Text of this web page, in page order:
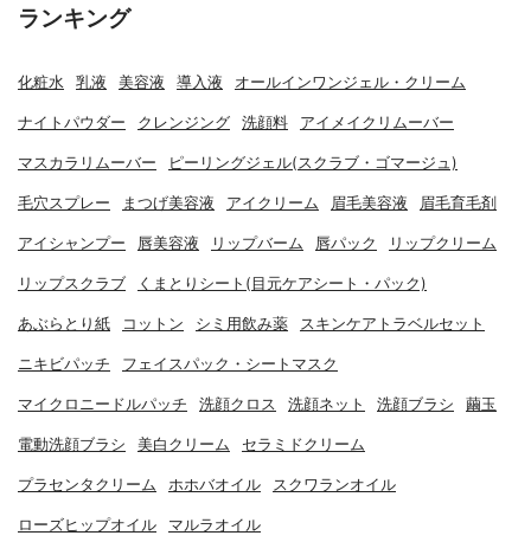
ランキング
化粧水 乳液 美容液 導入液 オールインワンジェル・クリーム
ナイトパウダー クレンジング 洗顔料 アイメイクリムーバー
マスカラリムーバー ピーリングジェル(スクラブ・ゴマージュ)
毛穴スプレー まつげ美容液 アイクリーム 眉毛美容液 眉毛育毛剤
アイシャンプー 唇美容液 リップバーム 唇パック リップクリーム
リップスクラブ くまとりシート(目元ケアシート・パック)
あぶらとり紙 コットン シミ用飲み薬 スキンケアトラベルセット
ニキビパッチ フェイスパック・シートマスク
マイクロニードルパッチ 洗顔クロス 洗顔ネット 洗顔ブラシ 繭玉
電動洗顔ブラシ 美白クリーム セラミドクリーム
プラセンタクリーム ホホバオイル スクワランオイル
ローズヒップオイル マルラオイル